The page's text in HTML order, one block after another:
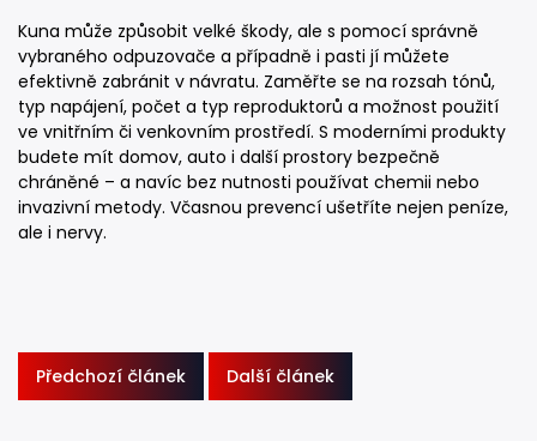
Kuna může způsobit velké škody, ale s pomocí správně
vybraného odpuzovače a případně i pasti jí můžete
efektivně zabránit v návratu. Zaměřte se na rozsah tónů,
typ napájení, počet a typ reproduktorů a možnost použití
ve vnitřním či venkovním prostředí. S moderními produkty
budete mít domov, auto i další prostory bezpečně
chráněné – a navíc bez nutnosti používat chemii nebo
invazivní metody. Včasnou prevencí ušetříte nejen peníze,
ale i nervy.
Předchozí článek Další článek